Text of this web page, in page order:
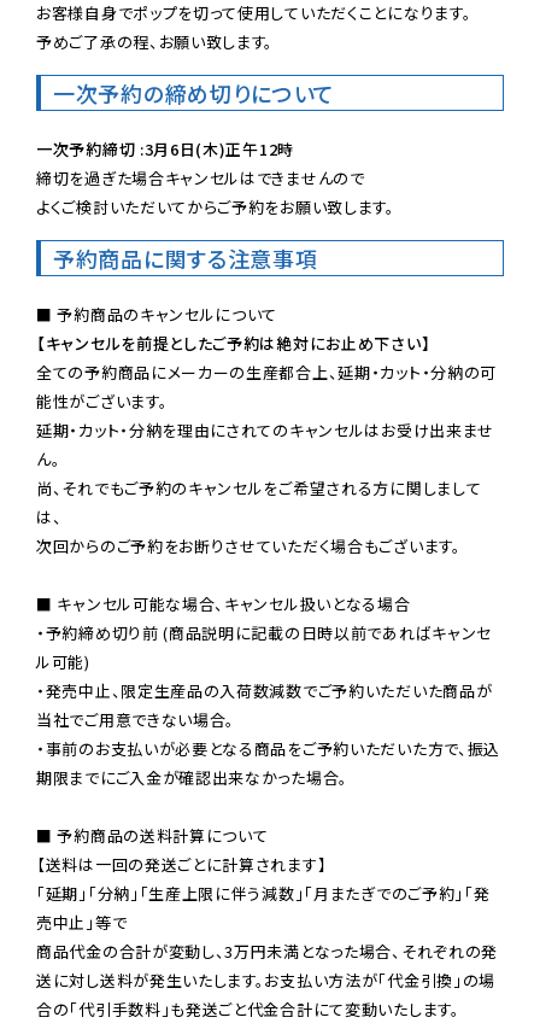
お客様自身でポップを切って使用していただくことになります。
予めご了承の程、お願い致します。
一次予約の締め切りについて
一次予約締切 :3月6日(木)正午12時
締切を過ぎた場合キャンセルはできませんので
よくご検討いただいてからご予約をお願い致します。
予約商品に関する注意事項
【キャンセルを前提としたご予約は絶対にお止め下さい】
全ての予約商品にメーカーの生産都合上、延期・カット・分納の可
能性がございます。
延期・カット・分納を理由にされてのキャンセルはお受け出来ませ
ん。
尚、それでもご予約のキャンセルをご希望される方に関しまして
は、
次回からのご予約をお断りさせていただく場合もございます。
■ キャンセル可能な場合、キャンセル扱いとなる場合
・予約締め切り前 (商品説明に記載の日時以前であればキャンセ
ル可能)
・発売中止、限定生産品の入荷数減数でご予約いただいた商品が
当社でご用意できない場合。
・事前のお支払いが必要となる商品をご予約いただいた方で、振込
期限までにご入金が確認出来なかった場合。
■ 予約商品の送料計算について
【送料は一回の発送ごとに計算されます】
「延期」「分納」「生産上限に伴う減数」「月またぎでのご予約」「発
売中止」等で
商品代金の合計が変動し、3万円未満となった場合、それぞれの発
送に対し送料が発生いたします。お支払い方法が「代金引換」の場